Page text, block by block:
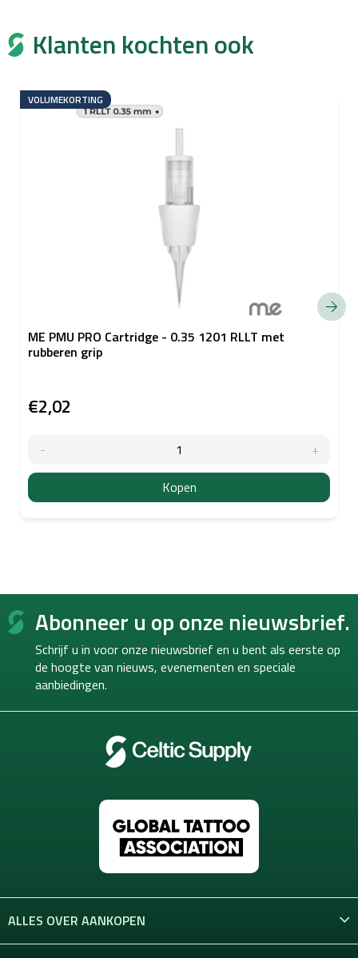
Klanten kochten ook
VOLUMEKORTING
ME PMU PRO Cartridge - 0.35 1201 RLLT met
rubberen grip
€2,02
Kopen
F
Abonneer u op onze nieuwsbrief.
Schrijf u in voor onze nieuwsbrief en u bent als eerste op
de hoogte van nieuws, evenementen en speciale
aanbiedingen.
ALLES OVER AANKOPEN